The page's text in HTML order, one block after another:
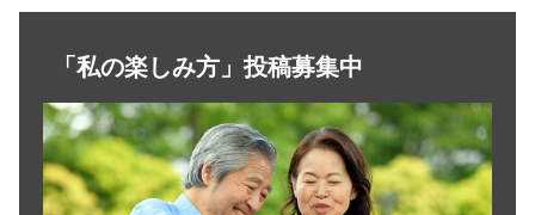
「私の楽しみ方」投稿募集中